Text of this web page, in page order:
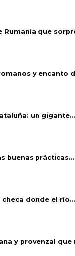
Rumanía que
y encanto
un gigante...
buenas prácticas...
checa donde el río...
y provenzal que